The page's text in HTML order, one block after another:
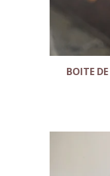
BOITE